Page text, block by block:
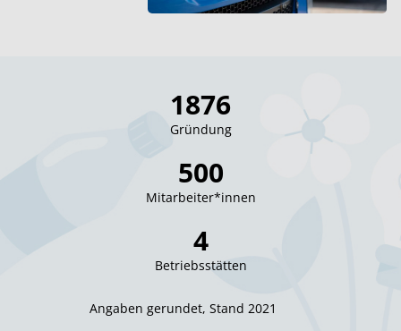
1876
Gründung
500
Mitarbeiter*innen
4
Betriebsstätten
Angaben gerundet, Stand 2021